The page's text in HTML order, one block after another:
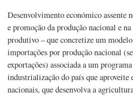
Desenvolvimento económico assente
e promoção da produção nacional e
produtivo – que concretize um
importações por produção nacional
exportações) associada a um
industrialização do país que aproveite
nacionais, que desenvolva a